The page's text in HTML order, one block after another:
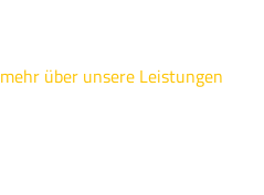
mehr über unsere Leistungen